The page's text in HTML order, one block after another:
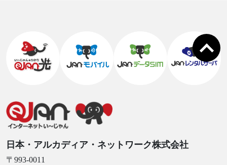
日本・アルカディア・ネットワーク株式会社
〒993-0011